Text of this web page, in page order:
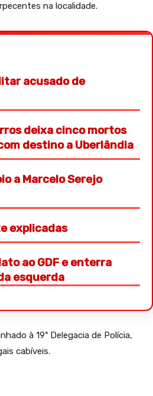
na localidade.
acusado de
deixa cinco mortos
destino a Uberlândia
a Marcelo Serejo
explicadas
ao GDF e enterra
esquerda
à 19ª Delegacia de Polícia,
cabíveis.